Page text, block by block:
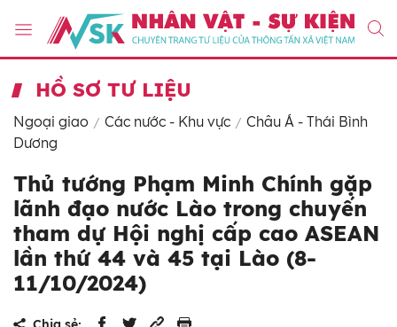
HỒ SƠ TƯ LIỆU
Ngoại giao Các nước - Khu vực
Châu Á - Thái Bình
Dương
Thủ tướng Phạm Minh Chính gặp
lãnh đạo nước Lào trong chuyến
tham dự Hội nghị cấp cao ASEAN
lần thứ 44 và 45 tại Lào (8-
11/10/2024)